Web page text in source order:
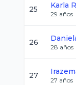
25 Karla
29 años
26
28 años
27
27 años